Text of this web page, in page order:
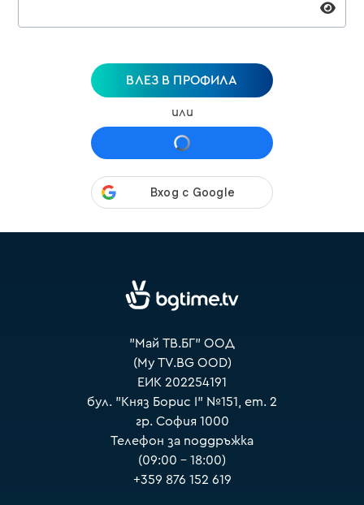
ВЛЕЗ В ПРОФИЛА
или
"Май ТВ.БГ" ООД
(My TV.BG OOD)
ЕИК 202254191
бул. "Княз Борис I" №151, ет. 2
гр. София 1000
Телефон за поддръжка
(09:00 – 18:00)
+359 876 152 619